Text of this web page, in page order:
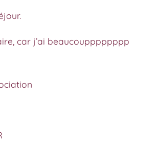
car j’ai beaucoupppppppp